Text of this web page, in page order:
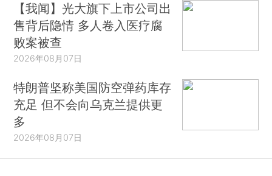
【我闻】光大旗下上市公司出
售背后隐情 多人卷入医疗腐
败案被查
2026年08月07日
特朗普坚称美国防空弹药库存
充足 但不会向乌克兰提供更
多
2026年08月07日